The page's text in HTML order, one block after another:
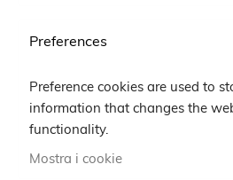
Preferences
Preference cookies are used to
information that changes the
functionality.
Mostra i cookie